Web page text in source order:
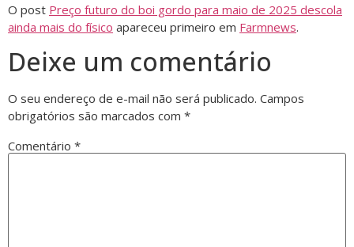
O post Preço futuro do boi gordo para maio de 2025 descola
ainda mais do físico apareceu primeiro em Farmnews.
Deixe um comentário
O seu endereço de e-mail não será publicado. Campos
obrigatórios são marcados com *
Comentário *